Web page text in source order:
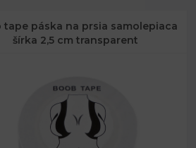
tape páska na prsia samolepiaca
šírka 2,5 cm transparent